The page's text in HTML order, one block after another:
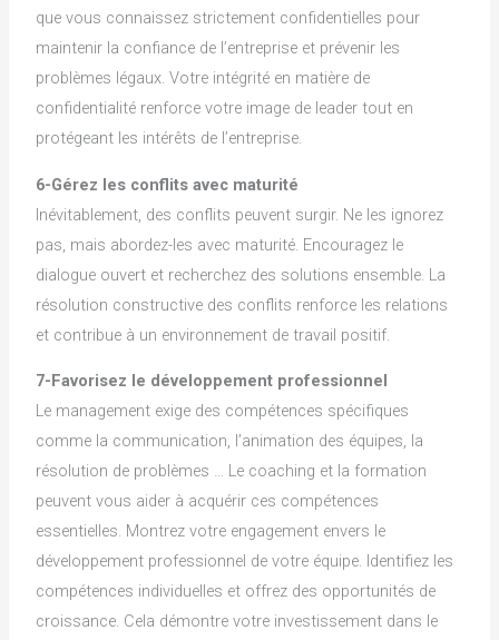
que vous connaissez strictement confidentielles pour
maintenir la confiance de l’entreprise et prévenir les
problèmes légaux. Votre intégrité en matière de
confidentialité renforce votre image de leader tout en
protégeant les intérêts de l’entreprise.
6-Gérez les conflits avec maturité
Inévitablement, des conflits peuvent surgir. Ne les ignorez
pas, mais abordez-les avec maturité. Encouragez le
dialogue ouvert et recherchez des solutions ensemble. La
résolution constructive des conflits renforce les relations
et contribue à un environnement de travail positif.
7-Favorisez le développement professionnel
Le management exige des compétences spécifiques
comme la communication, l’animation des équipes, la
résolution de problèmes … Le coaching et la formation
peuvent vous aider à acquérir ces compétences
essentielles. Montrez votre engagement envers le
développement professionnel de votre équipe. Identifiez les
compétences individuelles et offrez des opportunités de
croissance. Cela démontre votre investissement dans le